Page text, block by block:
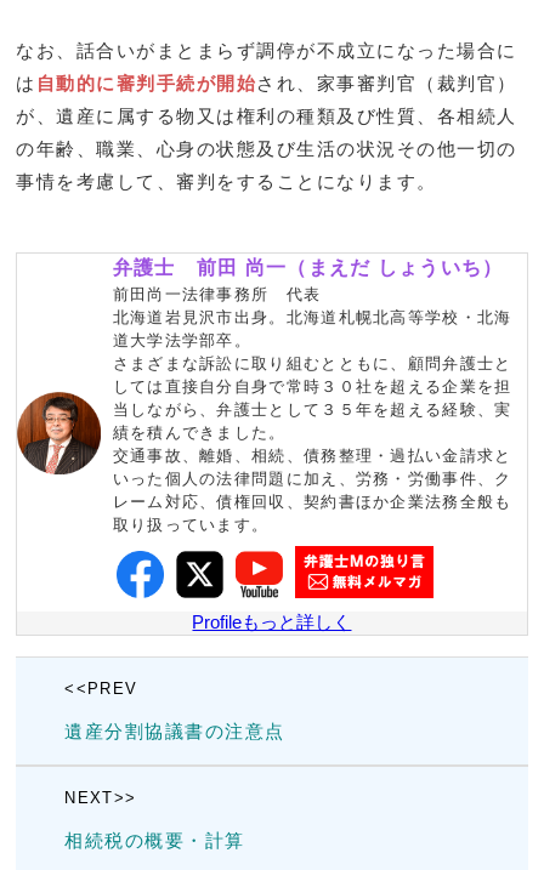
なお、話合いがまとまらず調停が不成立になった場合に
は 自動的に審判手続が開始され、家事審判官（裁判官）
が、遺産に属する物又は権利の種類及び性質、各相続人
の年齢、職業、心身の状態及び生活の状況その他一切の
事情を考慮して、審判をすることになります。
弁護士 前田 尚一（まえだ しょういち）
前田尚一法律事務所 代表
北海道岩見沢市出身。北海道札幌北高等学校・北海
道大学法学部卒。
さまざまな訴訟に取り組むとともに、顧問弁護士と
しては直接自分自身で常時３０社を超える企業を担
当しながら、弁護士として３５年を超える経験、実
績を積んできました。
交通事故、離婚、相続、債務整理・過払い金請求と
いった個人の法律問題に加え、労務・労働事件、ク
レーム対応、債権回収、契約書ほか企業法務全般も
取り扱っています。
Profileもっと詳しく
<<PREV
遺産分割協議書の注意点
NEXT>>
相続税の概要・計算